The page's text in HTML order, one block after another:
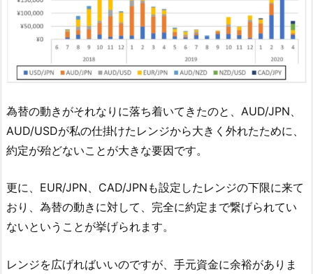
為替の動きがそれなりに落ち着いてきたのと、AUD/JPN、
AUD/USDが私の仕掛けたレンジから大きく外れたために、
約定が殆どないことが大きな要因です。
更に、EUR/JPN、CAD/JPNも設定したレンジの下限に来て
おり、為替の動きに対して、完全に約定まで繋げられてい
ないということが挙げられます。
レンジを広げればいいのですが、手元資金に余裕がありま